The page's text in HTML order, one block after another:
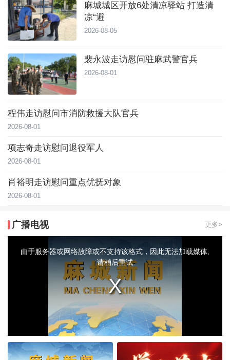
麻城城区开放6处清凉驿站 打造清
凉“避
2026-08-05
裴永波走访慰问驻麻武警官兵
2026-08-01
程伟走访慰问市消防救援大队官兵
2026-08-01
项志奇走访慰问退役军人
2026-08-01
肖裕明走访慰问重点优抚对象
2026-08-01
广播电视 更多>
modal由于服务器或网络故障或不支持该格式，因此无法加载媒体,
请稍后重试